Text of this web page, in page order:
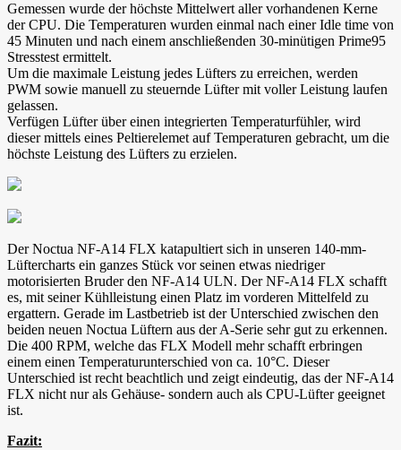
Gemessen wurde der höchste Mittelwert aller vorhandenen Kerne
der CPU. Die Temperaturen wurden einmal nach einer Idle time von
45 Minuten und nach einem anschließenden 30-minütigen Prime95
Stresstest ermittelt.
Um die maximale Leistung jedes Lüfters zu erreichen, werden
PWM sowie manuell zu steuernde Lüfter mit voller Leistung laufen
gelassen.
Verfügen Lüfter über einen integrierten Temperaturfühler, wird
dieser mittels eines Peltierelemet auf Temperaturen gebracht, um die
höchste Leistung des Lüfters zu erzielen.
Der Noctua NF-A14 FLX katapultiert sich in unseren 140-mm-
Lüftercharts ein ganzes Stück vor seinen etwas niedriger
motorisierten Bruder den NF-A14 ULN. Der NF-A14 FLX schafft
es, mit seiner Kühlleistung einen Platz im vorderen Mittelfeld zu
ergattern. Gerade im Lastbetrieb ist der Unterschied zwischen den
beiden neuen Noctua Lüftern aus der A-Serie sehr gut zu erkennen.
Die 400 RPM, welche das FLX Modell mehr schafft erbringen
einem einen Temperaturunterschied von ca. 10°C. Dieser
Unterschied ist recht beachtlich und zeigt eindeutig, das der NF-A14
FLX nicht nur als Gehäuse- sondern auch als CPU-Lüfter geeignet
ist.
Fazit: